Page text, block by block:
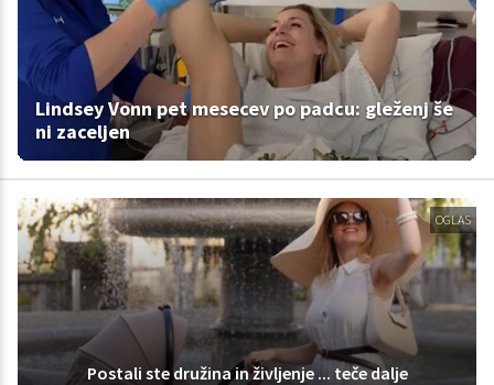
Lindsey Vonn pet mesecev po padcu: gleženj še
ni zaceljen
OGLAS
Postali ste družina in življenje ... teče dalje